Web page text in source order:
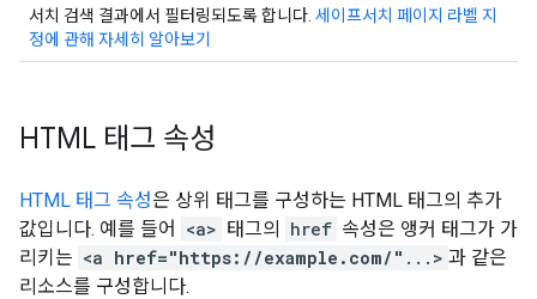
서치 검색 결과에서 필터링되도록 합니다. 세이프서치 페이지 라벨 지
정에 관해 자세히 알아보기
HTML 태그 속성
HTML 태그 속성은 상위 태그를 구성하는 HTML 태그의 추가
값입니다. 예를 들어
<a> 태그의 href 속성은 앵커 태그가 가
리키는 <a href="https://example.com/" ...> 과 같은
리소스를 구성합니다.